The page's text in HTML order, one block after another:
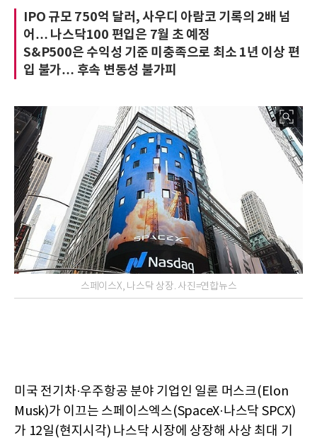
IPO 규모 750억 달러, 사우디 아람코 기록의 2배 넘
어… 나스닥100 편입은 7월 초 예정
S&P500은 수익성 기준 미충족으로 최소 1년 이상 편
입 불가… 후속 변동성 불가피
스페이스X, 나스닥 상장. 사진=연합뉴스
미국 전기차·우주항공 분야 기업인 일론 머스크(Elon
Musk)가 이끄는 스페이스엑스(SpaceX·나스닥 SPCX)
가 12일(현지시각) 나스닥 시장에 상장해 사상 최대 기